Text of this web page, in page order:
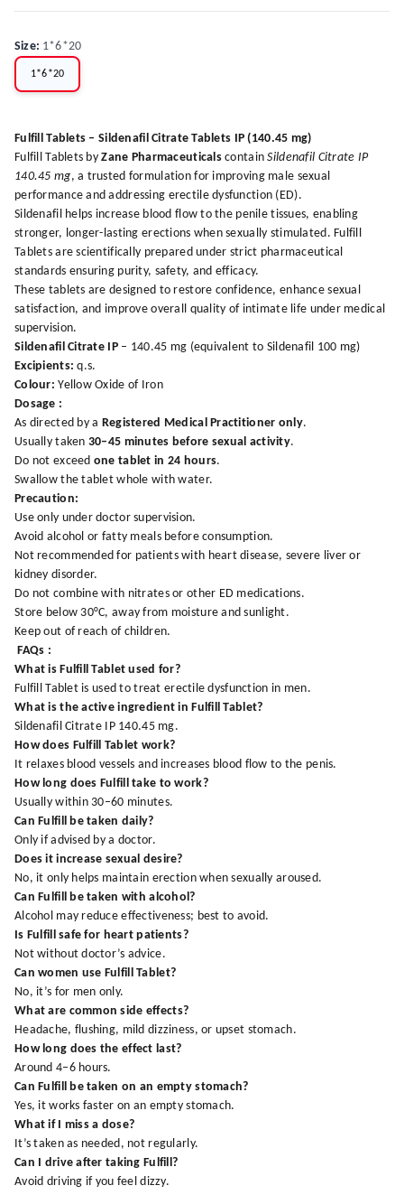
Size: 1*6*20
1*6*20
Fulfill Tablets – Sildenafil Citrate Tablets IP (140.45 mg)
Fulfill Tablets byZane PharmaceuticalscontainSildenafil Citrate IP
140.45 mg, a trusted formulation for improving male sexual
performance and addressing erectile dysfunction (ED).
Sildenafil helps increase blood flow to the penile tissues, enabling
stronger, longer-lasting erections when sexually stimulated. Fulfill
Tablets are scientifically prepared under strict pharmaceutical
standards ensuring purity, safety, and efficacy.
These tablets are designed to restore confidence, enhance sexual
satisfaction, and improve overall quality of intimate life under medical
supervision.
Sildenafil Citrate IP– 140.45 mg (equivalent to Sildenafil 100 mg)
Excipients: q.s.
Colour: Yellow Oxide of Iron
Dosage :
As directed by a Registered Medical Practitioner only.
Usually taken 30–45 minutes before sexual activity.
Do not exceed one tablet in 24 hours.
Swallow the tablet whole with water.
Precaution:
Use only under doctor supervision.
Avoid alcohol or fatty meals before consumption.
Not recommended for patients with heart disease, severe liver or
kidney disorder.
Do not combine with nitrates or other ED medications.
Store below 30°C, away from moisture and sunlight.
Keep out of reach of children.
FAQs :
What is Fulfill Tablet used for?
Fulfill Tablet is used to treat erectile dysfunction in men.
What is the active ingredient in Fulfill Tablet?
Sildenafil Citrate IP 140.45 mg.
How does Fulfill Tablet work?
It relaxes blood vessels and increases blood flow to the penis.
How long does Fulfill take to work?
Usually within 30–60 minutes.
Can Fulfill be taken daily?
Only if advised by a doctor.
Does it increase sexual desire?
No, it only helps maintain erection when sexually aroused.
Can Fulfill be taken with alcohol?
Alcohol may reduce effectiveness; best to avoid.
Is Fulfill safe for heart patients?
Not without doctor’s advice.
Can women use Fulfill Tablet?
No, it’s for men only.
What are common side effects?
Headache, flushing, mild dizziness, or upset stomach.
How long does the effect last?
Around 4–6 hours.
Can Fulfill be taken on an empty stomach?
Yes, it works faster on an empty stomach.
What if I miss a dose?
It’s taken as needed, not regularly.
Can I drive after taking Fulfill?
Avoid driving if you feel dizzy.